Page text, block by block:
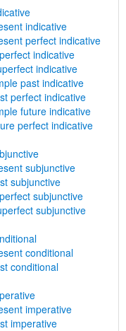
indicative
perfect indicative
indicative
indicative
past indicative
perfect indicative
future indicative
perfect indicative
subjunctive
subjunctive
subjunctive
subjunctive
conditional
conditional
imperative
imperative